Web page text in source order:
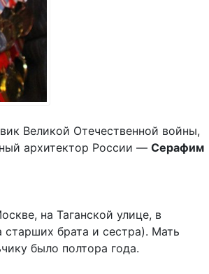
Великой Отечественной войны,
архитектор России — Серафим
на Таганской улице, в
брата и сестра). Мать
было полтора года.